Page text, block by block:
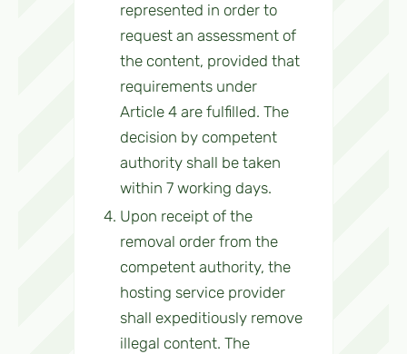
represented in order to
request an assessment of
the content, provided that
requirements under
Article 4 are fulfilled. The
decision by competent
authority shall be taken
within 7 working days.
Upon receipt of the
removal order from the
competent authority, the
hosting service provider
shall expeditiously remove
illegal content. The